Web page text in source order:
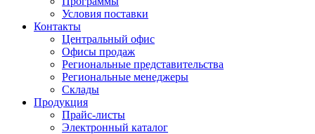
Условия поставки
Контакты
Центральный офис
Офисы продаж
Региональные представительства
Региональные менеджеры
Склады
Продукция
Прайс-листы
Электронный каталог